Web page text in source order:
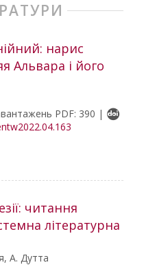
нарис
Альвара і його
PDF: 390 |
читання
літературна
А. Дутта